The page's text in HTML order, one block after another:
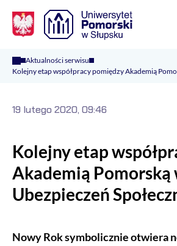
Aktualności serwisu
Kolejny etap współpracy pomiędzy Akademią
Kolejny etap
Akademią Pomorską
Ubezpieczeń
Nowy Rok symbolicznie otwiera
19 lutego 2020, 09:46